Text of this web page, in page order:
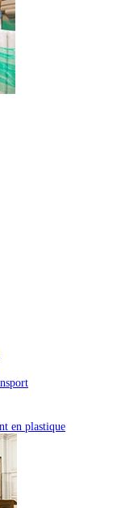
en plastique